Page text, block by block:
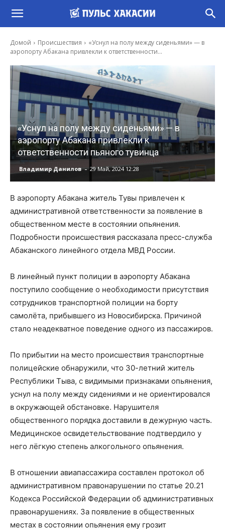
Домой Происшествия
«Уснул на полу между сиденьями» — в
аэропорту Абакана привлекли к ответственности...
«Уснул на полу между сиденьями» — в
аэропорту Абакана привлекли к
ответственности пьяного тувинца
Владимир Данилов - 29 Май, 2024 12:28
В аэропорту Абакана житель Тувы привлечен к
административной ответственности за появление в
общественном месте в состоянии опьянения.
Подробности происшествия рассказала пресс-служба
Абаканского линейного отдела МВД России.
В линейный пункт полиции в аэропорту Абакана
поступило сообщение о необходимости присутствия
сотрудников транспортной полиции на борту
самолёта, прибывшего из Новосибирска. Причиной
стало неадекватное поведение одного из пассажиров.
По прибытии на место происшествия транспортные
полицейские обнаружили, что 30-летний житель
Республики Тыва, с видимыми признаками опьянения,
уснул на полу между сидениями и не ориентировался
в окружающей обстановке. Нарушителя
общественного порядка доставили в дежурную часть.
Медицинское освидетельствование подтвердило у
него лёгкую степень алкогольного опьянения.
В отношении авиапассажира составлен протокол об
административном правонарушении по статье 20.21
Кодекса Российской Федерации об административных
правонарушениях. За появление в общественных
местах в состоянии опьянения ему грозит